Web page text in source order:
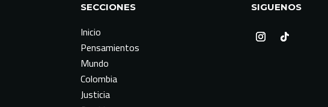
SECCIONES
Inicio
Pensamientos
Mundo
Colombia
Justicia
SIGUENOS